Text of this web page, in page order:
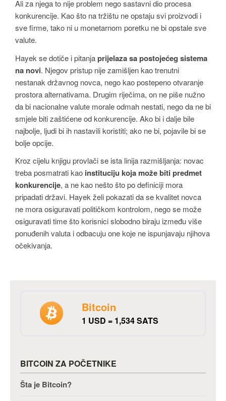
Ali za njega to nije problem nego sastavni dio procesa
konkurencije. Kao što na tržištu ne opstaju svi proizvodi i
sve firme, tako ni u monetarnom poretku ne bi opstale sve
valute.
Hayek se dotiče i pitanjaprijelaza sa postojećeg sistema
na novi. Njegov pristup nije zamišljen kao trenutni
nestanak državnog novca, nego kao postepeno otvaranje
prostora alternativama. Drugim riječima, on ne piše nužno
da bi nacionalne valute morale odmah nestati, nego da ne bi
smjele biti zaštićene od konkurencije. Ako bi i dalje bile
najbolje, ljudi bi ih nastavili koristiti; ako ne bi, pojavile bi se
bolje opcije.
Kroz cijelu knjigu provlači se ista linija razmišljanja: novac
treba posmatrati kao instituciju koja može biti predmet
konkurencije, a ne kao nešto što po definiciji mora
pripadati državi. Hayek želi pokazati da se kvalitet novca
ne mora osiguravati političkom kontrolom, nego se može
osiguravati time što korisnici slobodno biraju između više
ponuđenih valuta i odbacuju one koje ne ispunjavaju njihova
očekivanja.
Bitcoin
1 USD = 1,534 SATS
BITCOIN ZA POČETNIKE
Šta je Bitcoin?